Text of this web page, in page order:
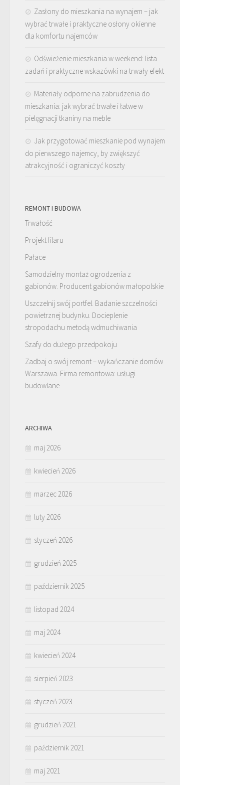
Zasłony do mieszkania na wynajem – jak
wybrać trwałe i praktyczne osłony okienne
dla komfortu najemców
Odświeżenie mieszkania w weekend: lista
zadań i praktyczne wskazówki na trwały efekt
Materiały odporne na zabrudzenia do
mieszkania: jak wybrać trwałe i łatwe w
pielęgnacji tkaniny na meble
Jak przygotować mieszkanie pod wynajem
do pierwszego najemcy, by zwiększyć
atrakcyjność i ograniczyć koszty
REMONT I BUDOWA
Trwałość
Projekt filaru
Pałace
Samodzielny montaż ogrodzenia z
gabionów. Producent gabionów małopolskie
Uszczelnij swój portfel. Badanie szczelności
powietrznej budynku. Docieplenie
stropodachu metodą wdmuchiwania
Szafy do dużego przedpokoju
Zadbaj o swój remont – wykańczanie domów
Warszawa. Firma remontowa: usługi
budowlane
ARCHIWA
maj 2026
kwiecień 2026
marzec 2026
luty 2026
styczeń 2026
grudzień 2025
październik 2025
listopad 2024
maj 2024
kwiecień 2024
sierpień 2023
styczeń 2023
grudzień 2021
październik 2021
maj 2021